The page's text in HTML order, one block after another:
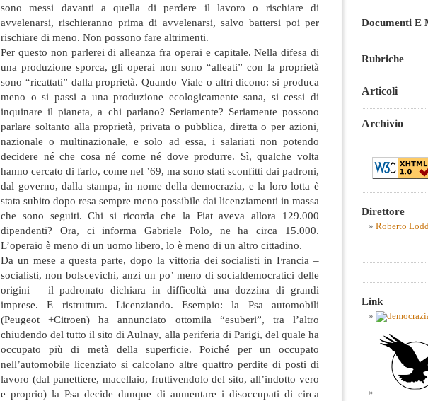
sono messi davanti a quella di perdere il lavoro o rischiare di
avvelenarsi, rischieranno prima di avvelenarsi, salvo battersi poi per
rischiare di meno. Non possono fare altrimenti.
Per questo non parlerei di alleanza fra operai e capitale. Nella difesa di
una produzione sporca, gli operai non sono “alleati” con la proprietà
sono “ricattati” dalla proprietà. Quando Viale o altri dicono: si produca
meno o si passi a una produzione ecologicamente sana, si cessi di
inquinare il pianeta, a chi parlano? Seriamente? Seriamente possono
parlare soltanto alla proprietà, privata o pubblica, diretta o per azioni,
nazionale o multinazionale, e solo ad essa, i salariati non potendo
decidere né che cosa né come né dove produrre. Sì, qualche volta
hanno cercato di farlo, come nel ’69, ma sono stati sconfitti dai padroni,
dal governo, dalla stampa, in nome della democrazia, e la loro lotta è
stata subito dopo resa sempre meno possibile dai licenziamenti in massa
che sono seguiti. Chi si ricorda che la Fiat aveva allora 129.000
dipendenti? Ora, ci informa Gabriele Polo, ne ha circa 15.000.
L’operaio è meno di un uomo libero, lo è meno di un altro cittadino.
Da un mese a questa parte, dopo la vittoria dei socialisti in Francia –
socialisti, non bolscevichi, anzi un po’ meno di socialdemocratici delle
origini – il padronato dichiara in difficoltà una dozzina di grandi
imprese. E ristruttura. Licenziando. Esempio: la Psa automobili
(Peugeot +Citroen) ha annunciato ottomila “esuberi”, tra l’altro
chiudendo del tutto il sito di Aulnay, alla periferia di Parigi, del quale ha
occupato più di metà della superficie. Poiché per un occupato
nell’automobile licenziato si calcolano altre quattro perdite di posti di
lavoro (dal panettiere, macellaio, fruttivendolo del sito, all’indotto vero
e proprio) la Psa decide dunque di aumentare i disoccupati di circa
Documenti E
Rubriche
Articoli
Archivio
Direttore
Roberto
Link